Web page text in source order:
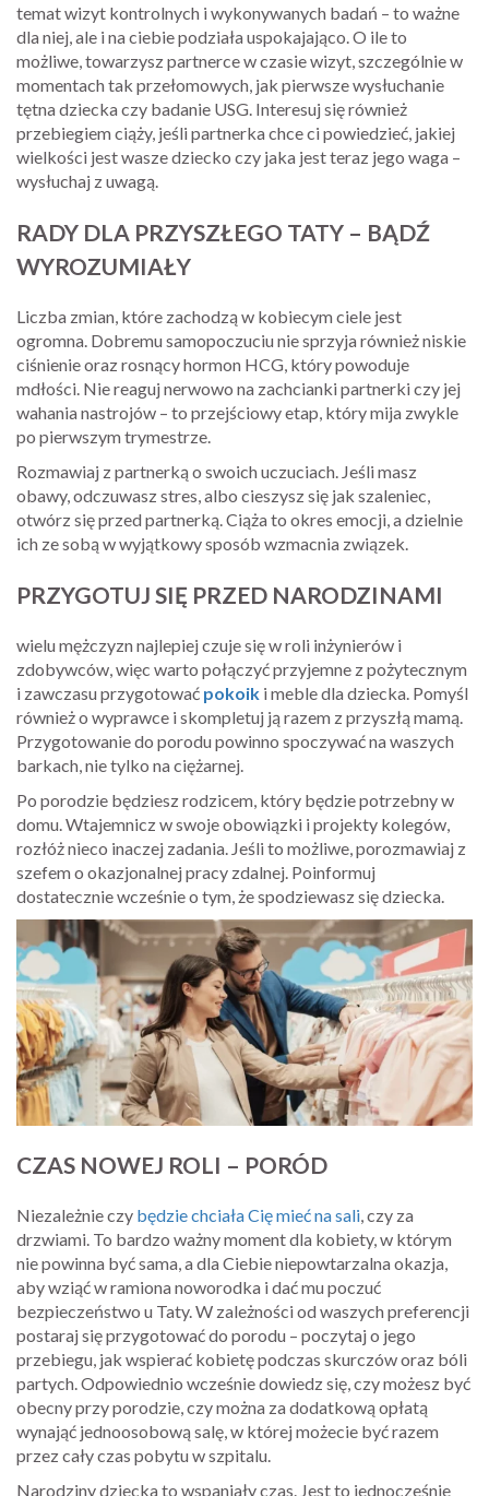
temat wizyt kontrolnych i wykonywanych badań – to ważne
dla niej, ale i na ciebie podziała uspokajająco. O ile to
możliwe, towarzysz partnerce w czasie wizyt, szczególnie w
momentach tak przełomowych, jak pierwsze wysłuchanie
tętna dziecka czy badanie USG. Interesuj się również
przebiegiem ciąży, jeśli partnerka chce ci powiedzieć, jakiej
wielkości jest wasze dziecko czy jaka jest teraz jego waga –
wysłuchaj z uwagą.
RADY DLA PRZYSZŁEGO TATY – BĄDŹ
WYROZUMIAŁY
Liczba zmian, które zachodzą w kobiecym ciele jest
ogromna. Dobremu samopoczuciu nie sprzyja również niskie
ciśnienie oraz rosnący hormon HCG, który powoduje
mdłości. Nie reaguj nerwowo na zachcianki partnerki czy jej
wahania nastrojów – to przejściowy etap, który mija zwykle
po pierwszym trymestrze.
Rozmawiaj z partnerką o swoich uczuciach. Jeśli masz
obawy, odczuwasz stres, albo cieszysz się jak szaleniec,
otwórz się przed partnerką. Ciąża to okres emocji, a dzielnie
ich ze sobą w wyjątkowy sposób wzmacnia związek.
PRZYGOTUJ SIĘ PRZED NARODZINAMI
wielu mężczyzn najlepiej czuje się w roli inżynierów i
zdobywców, więc warto połączyć przyjemne z pożytecznym
i zawczasu przygotować pokoik i meble dla dziecka. Pomyśl
również o wyprawce i skompletuj ją razem z przyszłą mamą.
Przygotowanie do porodu powinno spoczywać na waszych
barkach, nie tylko na ciężarnej.
Po porodzie będziesz rodzicem, który będzie potrzebny w
domu. Wtajemnicz w swoje obowiązki i projekty kolegów,
rozłóż nieco inaczej zadania. Jeśli to możliwe, porozmawiaj z
szefem o okazjonalnej pracy zdalnej. Poinformuj
dostatecznie wcześnie o tym, że spodziewasz się dziecka.
CZAS NOWEJ ROLI – PORÓD
Niezależnie czy będzie chciała Cię mieć na sali, czy za
drzwiami. To bardzo ważny moment dla kobiety, w którym
nie powinna być sama, a dla Ciebie niepowtarzalna okazja,
aby wziąć w ramiona noworodka i dać mu poczuć
bezpieczeństwo u Taty. W zależności od waszych preferencji
postaraj się przygotować do porodu – poczytaj o jego
przebiegu, jak wspierać kobietę podczas skurczów oraz bóli
partych. Odpowiednio wcześnie dowiedz się, czy możesz być
obecny przy porodzie, czy można za dodatkową opłatą
wynająć jednoosobową salę, w której możecie być razem
przez cały czas pobytu w szpitalu.
Narodziny dziecka to wspaniały czas. Jest to jednocześnie